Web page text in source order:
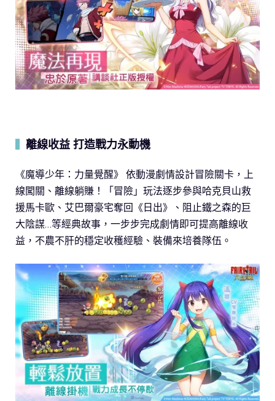
離線收益 打造戰力永動機
《魔導少年：力量覺醒》 依動漫劇情設計冒險關卡，上
線闖關、離線躺賺！「冒險」玩法逐步參與哈克貝山救
援馬卡歐、艾巴爾豪宅奪回《日出》、阻止鐵之森的巨
大陰謀…等經典故事，一步步完成劇情即可提高離線收
益，不農不肝的穩定收穫經驗、裝備來培養隊伍。